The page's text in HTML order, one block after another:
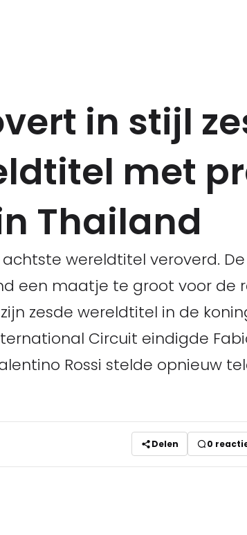
in stijl
met
Thailand
wereldtitel veroverd.
een maatje te groot voor de
zesde wereldtitel in de
Circuit eindigde
Rossi stelde opnieuw
Delen 0